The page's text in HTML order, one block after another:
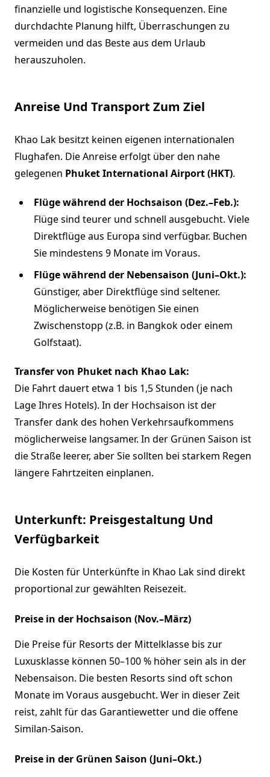
finanzielle und logistische Konsequenzen. Eine
durchdachte Planung hilft, Überraschungen zu
vermeiden und das Beste aus dem Urlaub
herauszuholen.
Anreise Und Transport Zum Ziel
Khao Lak besitzt keinen eigenen internationalen
Flughafen. Die Anreise erfolgt über den nahe
gelegenen Phuket International Airport (HKT).
Flüge während der Hochsaison (Dez.–Feb.):
Flüge sind teurer und schnell ausgebucht. Viele
Direktflüge aus Europa sind verfügbar. Buchen
Sie mindestens 9 Monate im Voraus.
Flüge während der Nebensaison (Juni–Okt.):
Günstiger, aber Direktflüge sind seltener.
Möglicherweise benötigen Sie einen
Zwischenstopp (z.B. in Bangkok oder einem
Golfstaat).
Transfer von Phuket nach Khao Lak:
Die Fahrt dauert etwa 1 bis 1,5 Stunden (je nach
Lage Ihres Hotels). In der Hochsaison ist der
Transfer dank des hohen Verkehrsaufkommens
möglicherweise langsamer. In der Grünen Saison ist
die Straße leerer, aber Sie sollten bei starkem Regen
längere Fahrtzeiten einplanen.
Unterkunft: Preisgestaltung Und
Verfügbarkeit
Die Kosten für Unterkünfte in Khao Lak sind direkt
proportional zur gewählten Reisezeit.
Preise in der Hochsaison (Nov.–März)
Die Preise für Resorts der Mittelklasse bis zur
Luxusklasse können 50–100 % höher sein als in der
Nebensaison. Die besten Resorts sind oft schon
Monate im Voraus ausgebucht. Wer in dieser Zeit
reist, zahlt für das Garantiewetter und die offene
Similan-Saison.
Preise in der Grünen Saison (Juni–Okt.)